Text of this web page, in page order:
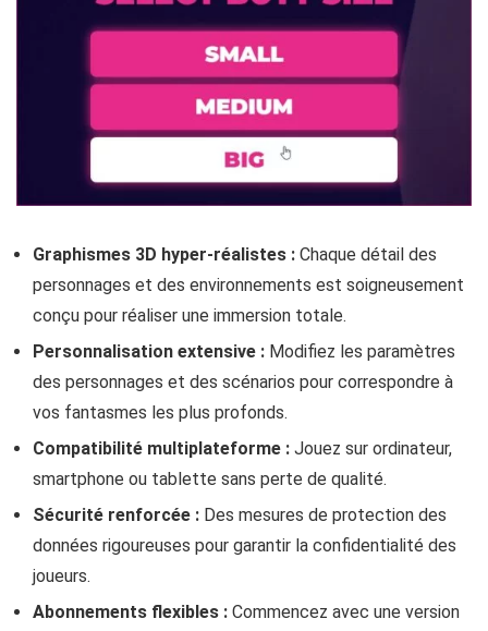
Graphismes 3D hyper-réalistes : Chaque détail des
personnages et des environnements est soigneusement
conçu pour réaliser une immersion totale.
Personnalisation extensive : Modifiez les paramètres
des personnages et des scénarios pour correspondre à
vos fantasmes les plus profonds.
Compatibilité multiplateforme : Jouez sur ordinateur,
smartphone ou tablette sans perte de qualité.
Sécurité renforcée : Des mesures de protection des
données rigoureuses pour garantir la confidentialité des
joueurs.
Abonnements flexibles : Commencez avec une version